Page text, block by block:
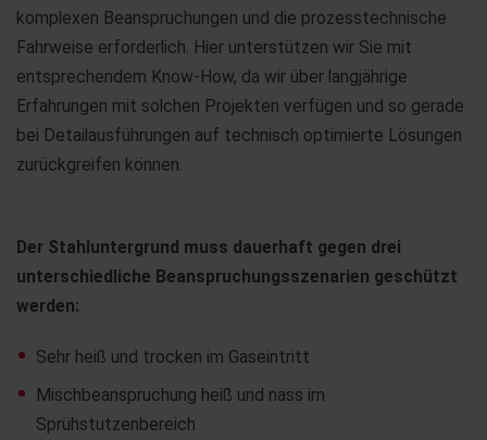
komplexen Beanspruchungen und die prozesstechnische
Fahrweise erforderlich. Hier unterstützen wir Sie mit
entsprechendem Know-How, da wir über langjährige
Erfahrungen mit solchen Projekten verfügen und so gerade
bei Detailausführungen auf technisch optimierte Lösungen
zurückgreifen können.
Der Stahluntergrund muss dauerhaft gegen drei
unterschiedliche Beanspruchungsszenarien geschützt
werden:
Sehr heiß und trocken im Gaseintritt
Mischbeanspruchung heiß und nass im
Sprühstutzenbereich